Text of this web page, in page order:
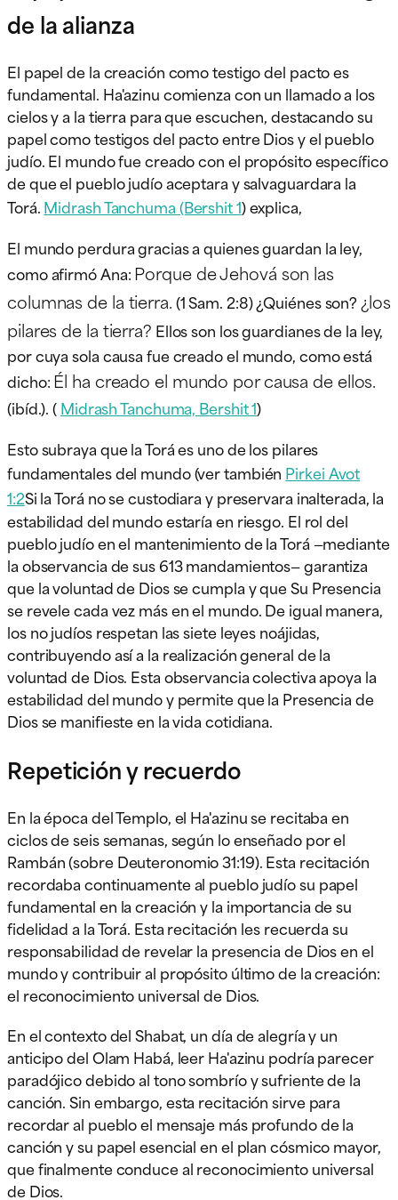
de la alianza
El papel de la creación como testigo del pacto es
fundamental. Ha'azinu comienza con un llamado a los
cielos y a la tierra para que escuchen, destacando su
papel como testigos del pacto entre Dios y el pueblo
judío. El mundo fue creado con el propósito específico
de que el pueblo judío aceptara y salvaguardara la
Torá.Midrash Tanchuma (Bershit 1) explica,
El mundo perdura gracias a quienes guardan la ley,
como afirmó Ana:Porque de Jehová son las
columnas de la tierra.(1 Sam. 2:8) ¿Quiénes son?¿los
pilares de la tierra? Ellos son los guardianes de la ley,
por cuya sola causa fue creado el mundo, como está
dicho:Él ha creado el mundo por causa de ellos.
(ibíd.). (Midrash Tanchuma, Bershit 1)
Esto subraya que la Torá es uno de los pilares
fundamentales del mundo (ver también Pirkei Avot
1:2Si la Torá no se custodiara y preservara inalterada, la
estabilidad del mundo estaría en riesgo. El rol del
pueblo judío en el mantenimiento de la Torá —mediante
la observancia de sus 613 mandamientos— garantiza
que la voluntad de Dios se cumpla y que Su Presencia
se revele cada vez más en el mundo. De igual manera,
los no judíos respetan las siete leyes noájidas,
contribuyendo así a la realización general de la
voluntad de Dios. Esta observancia colectiva apoya la
estabilidad del mundo y permite que la Presencia de
Dios se manifieste en la vida cotidiana.
Repetición y recuerdo
En la época del Templo, el Ha'azinu se recitaba en
ciclos de seis semanas, según lo enseñado por el
Rambán (sobre Deuteronomio 31:19). Esta recitación
recordaba continuamente al pueblo judío su papel
fundamental en la creación y la importancia de su
fidelidad a la Torá. Esta recitación les recuerda su
responsabilidad de revelar la presencia de Dios en el
mundo y contribuir al propósito último de la creación:
el reconocimiento universal de Dios.
En el contexto del Shabat, un día de alegría y un
anticipo del Olam Habá, leer Ha'azinu podría parecer
paradójico debido al tono sombrío y sufriente de la
canción. Sin embargo, esta recitación sirve para
recordar al pueblo el mensaje más profundo de la
canción y su papel esencial en el plan cósmico mayor,
que finalmente conduce al reconocimiento universal
de Dios.